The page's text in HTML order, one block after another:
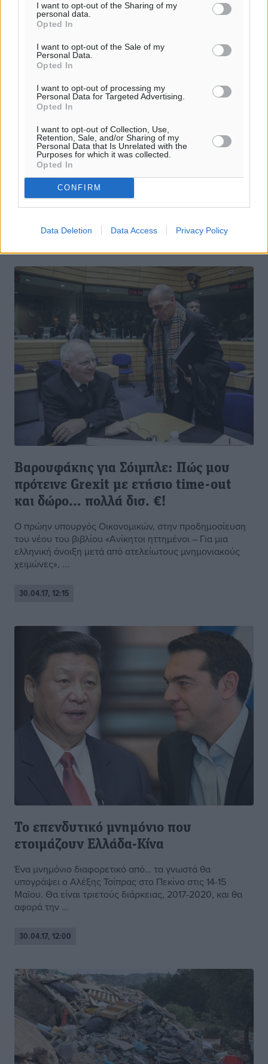
I want to opt-out of the Sharing of my
personal data.
Opted In
I want to opt-out of the Sale of my
Personal Data.
Opted In
I want to opt-out of processing my
Personal Data for Targeted Advertising.
Opted In
I want to opt-out of Collection, Use,
Retention, Sale, and/or Sharing of my
Personal Data that Is Unrelated with the
Purposes for which it was collected.
Opted In
CONFIRM
Data Deletion Data Access Privacy Policy
Μηχανισμός στις ταμειακές μηχανές
που θα μπλοκάρει τη φοροδιαφυγή
Μπλόκο στη φοροδιαφυγή που συντελείται με τα κόλπα
των επιτήδειων στις φορολογικές ταμειακές μηχανές
επιχειρεί να βάλει το υπουργείο Οικονομικών, το οποίο
παράλληλα ...
30.04.17, 12:15
Βαρουφάκης για Σόιμπλε: Πώς μου
πρότεινε Grexit με ετήσιο time-out
και δώρο… πολλά δισ. €!
Ο πρώην υπουργός Οικονομικών, στην προδημοσίευση
του νέου του βιβλίου «Ανίκητοι ηττημένοι – Για μια
ελληνική άνοιξη μετά από ατελείωτους μνημονιακούς
χειμώνες», ...
30.04.17, 12:15
Το επενδυτικό μνημόνιο που
ετοιμάζουν Ελλάδα-Κίνα
Ένα μνημόνιο διαφορετικό από… τα γνωστά θα
υπογράψει ο Αλέξης Τσίπρας στο Πεκίνο στις 14-15
Μαϊου. Θα είναι τριετούς διάρκειας, 2017-2020, και θα
αφορά την ...
30.04.17, 12:00